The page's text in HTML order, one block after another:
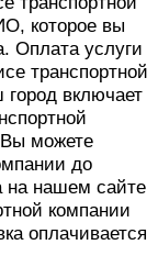
которое вы
Оплата услуги
транспортной
включает
можете
до
на нашем сайте
компании
оплачивается